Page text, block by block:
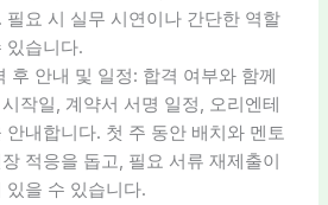
필요 시 실무 시연이나 간단한 역할
있습니다.
후 안내 및 일정: 합격 여부와 함께
작일, 계약서 서명 일정, 오리엔테
안내합니다. 첫 주 동안 배치와 멘토
적응을 돕고, 필요 서류 재제출이
있을 수 있습니다.